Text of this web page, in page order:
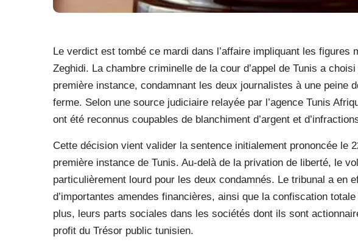
Le verdict est tombé ce mardi dans l’affaire impliquant les figures
Zeghidi. La chambre criminelle de la cour d’appel de Tunis a
première instance, condamnant les deux journalistes à une peine
ferme. Selon une source judiciaire relayée par l’agence Tunis
ont été reconnus coupables de blanchiment d’argent et
Cette décision vient valider la sentence initialement prononcée le
première instance de Tunis. Au-delà de la privation de liberté, le
particulièrement lourd pour les deux condamnés. Le tribunal a en
d’importantes amendes financières, ainsi que la confiscation
plus, leurs parts sociales dans les sociétés dont ils sont
profit du Trésor public tunisien.